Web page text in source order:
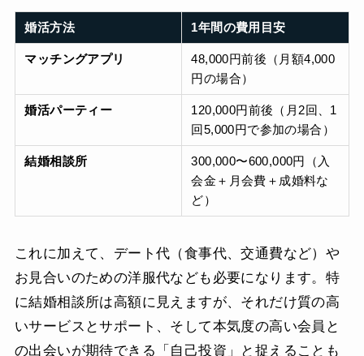
婚活方法 1年間の費用目安
マッチングアプリ
48,000円前後（月額4,000
円の場合）
婚活パーティー
120,000円前後（月2回、1
回5,000円で参加の場合）
結婚相談所
300,000〜600,000円（入
会金＋月会費＋成婚料な
ど）
これに加えて、デート代（食事代、交通費など）や
お見合いのための洋服代なども必要になります。特
に結婚相談所は高額に見えますが、それだけ質の高
いサービスとサポート、そして本気度の高い会員と
の出会いが期待できる「自己投資」と捉えることも